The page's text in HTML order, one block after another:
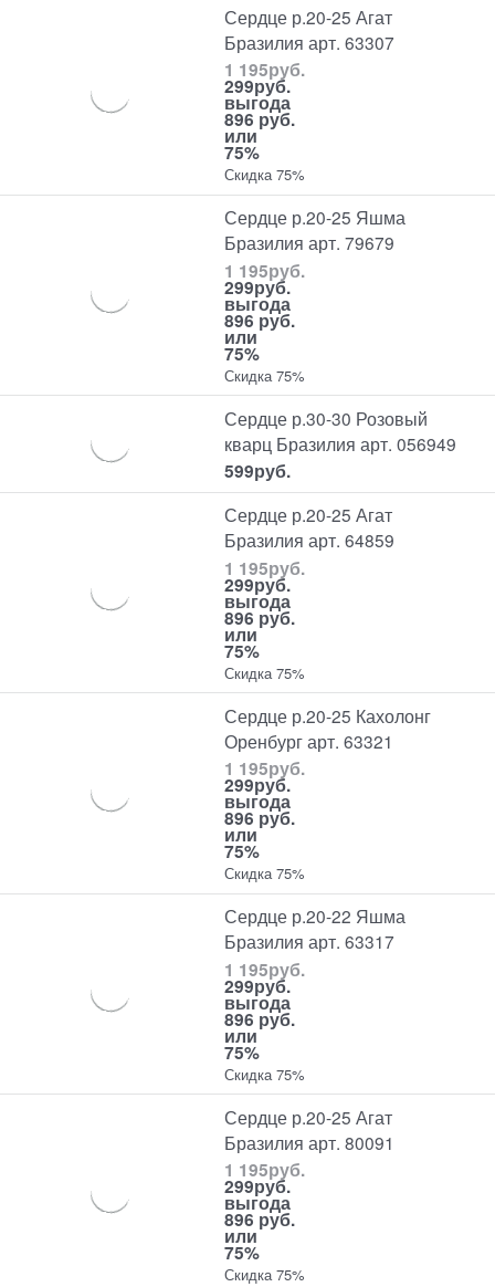
Сердце р.20-25 Агат
Бразилия арт. 63307
1 195руб.
299руб.
выгода
896 руб.
или
75%
Скидка 75%
Сердце р.20-25 Яшма
Бразилия арт. 79679
1 195руб.
299руб.
выгода
896 руб.
или
75%
Скидка 75%
Сердце р.30-30 Розовый
кварц Бразилия арт. 056949
599руб.
Сердце р.20-25 Агат
Бразилия арт. 64859
1 195руб.
299руб.
выгода
896 руб.
или
75%
Скидка 75%
Сердце р.20-25 Кахолонг
Оренбург арт. 63321
1 195руб.
299руб.
выгода
896 руб.
или
75%
Скидка 75%
Сердце р.20-22 Яшма
Бразилия арт. 63317
1 195руб.
299руб.
выгода
896 руб.
или
75%
Скидка 75%
Сердце р.20-25 Агат
Бразилия арт. 80091
1 195руб.
299руб.
выгода
896 руб.
или
75%
Скидка 75%